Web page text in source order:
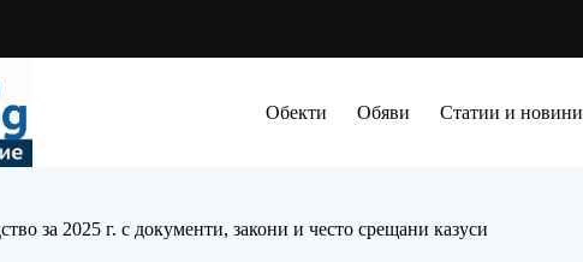
Обекти Обяви Статии и новини
за 2025 г. с документи, закони и често срещани казуси